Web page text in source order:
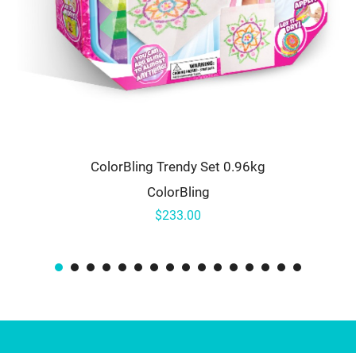
ColorBling Trendy Set 0.96kg
ColorBling
$233.00